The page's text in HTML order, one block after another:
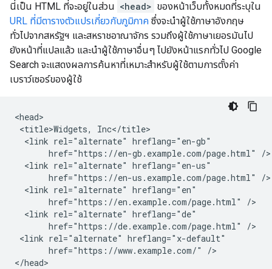
นี่เป็น HTML ที่จะอยู่ในส่วน <head> ของหน้าเว็บทั้งหมดที่ระบุใน
URL ที่มีตารางตัวแปรเกี่ยวกับภูมิภาค ซึ่งจะนำผู้ใช้ภาษาอังกฤษ
ทั่วไปจากสหรัฐฯ และสหราชอาณาจักร รวมถึงผู้ใช้ภาษาเยอรมันไป
ยังหน้าที่แปลแล้ว และนำผู้ใช้ภาษาอื่นๆ ไปยังหน้าแรกทั่วไป Google
Search จะแสดงผลการค้นหาที่เหมาะสำหรับผู้ใช้ตามการตั้งค่า
เบราว์เซอร์ของผู้ใช้
<head>
<title>Widgets, Inc</title>
  <link rel="alternate" hreflang="en-gb"
       href="https://en-gb.example.com/page.html" />
  <link rel="alternate" hreflang="en-us"
       href="https://en-us.example.com/page.html" />
  <link rel="alternate" hreflang="en"
       href="https://en.example.com/page.html" />
  <link rel="alternate" hreflang="de"
       href="https://de.example.com/page.html" />
<link rel="alternate" hreflang="x-default"
       href="https://www.example.com/" />
</head>